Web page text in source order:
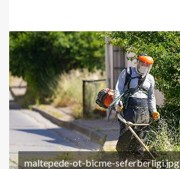
maltepede-ot-bicme-seferberligi.jpg